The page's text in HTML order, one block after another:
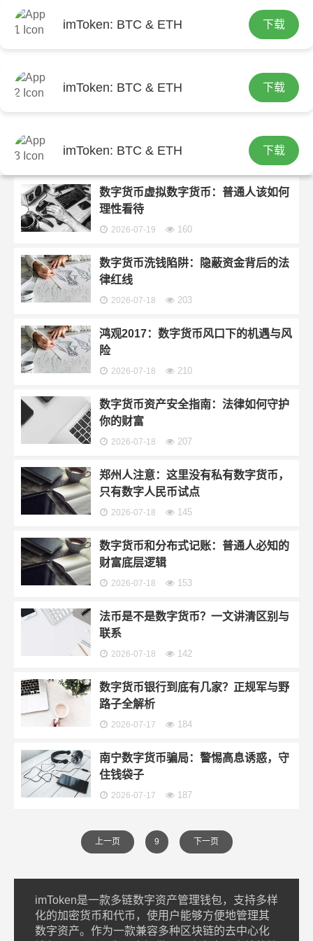
imToken: BTC & ETH 下载
imToken: BTC & ETH 下载
imToken: BTC & ETH 下载
首页
数字货币虚拟数字货币：普通人该如何
理性看待
2026-07-19 160
数字货币洗钱陷阱：隐蔽资金背后的法
律红线
2026-07-18 203
鸿观2017：数字货币风口下的机遇与风
险
2026-07-18 210
数字货币资产安全指南：法律如何守护
你的财富
2026-07-18 207
郑州人注意：这里没有私有数字货币，
只有数字人民币试点
2026-07-18 145
数字货币和分布式记账：普通人必知的
财富底层逻辑
2026-07-18 153
法币是不是数字货币？一文讲清区别与
联系
2026-07-18 142
数字货币银行到底有几家？正规军与野
路子全解析
2026-07-17 184
南宁数字货币骗局：警惕高息诱惑，守
住钱袋子
2026-07-17 187
上一页 9 下一页
imToken是一款多链数字资产管理钱包，支持多样
化的加密货币和代币，使用户能够方便地管理其
数字资产。作为一款兼容多种区块链的去中心化